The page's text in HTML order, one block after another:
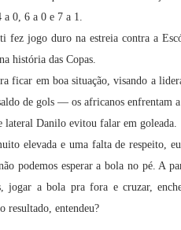
a 0, 6 a 0 e 7 a 1.
jogo duro na estreia contra a
história das Copas.
ficar em boa situação, visando a
de gols — os africanos enfrentam
lateral Danilo evitou falar em goleada.
elevada e uma falta de respeito,
podemos esperar a bola no pé. A
jogar a bola pra fora e cruzar,
resultado, entendeu?